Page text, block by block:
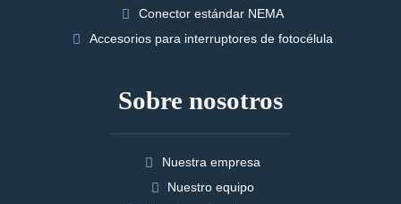
Conector estándar NEMA
Accesorios para interruptores de fotocélula
Sobre nosotros
Nuestra empresa
Nuestro equipo